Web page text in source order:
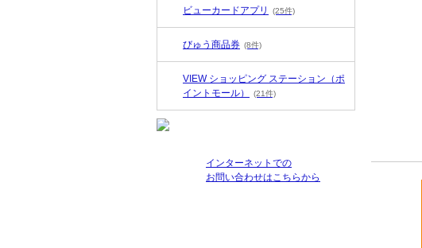
ビューカードアプリ (25件)
びゅう商品券 (8件)
VIEW ショッピング ステーション（ポ
イントモール）
(21件)
インターネットでの
お問い合わせはこちらから